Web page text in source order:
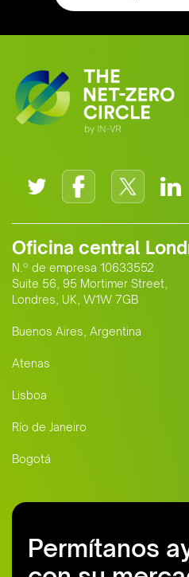
Oficina central
N.º de empresa 10633552
Suite 56, 95 Mortimer Street,
Londres, UK, W1W 7GB
Buenos Aires, Argentina
Atenas
Lisboa
Río de Janeiro
Bogotá
Permítanos